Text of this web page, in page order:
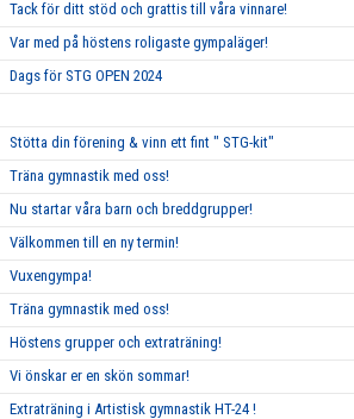
Tack för ditt stöd och grattis till våra vinnare!
Var med på höstens roligaste gympaläger!
Dags för STG OPEN 2024
Stötta din förening & vinn ett fint " STG-kit"
Träna gymnastik med oss!
Nu startar våra barn och breddgrupper!
Välkommen till en ny termin!
Vuxengympa!
Träna gymnastik med oss!
Höstens grupper och extraträning!
Vi önskar er en skön sommar!
Extraträning i Artistisk gymnastik HT-24 !